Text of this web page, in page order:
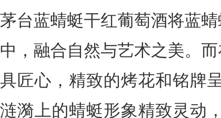
茅台蓝蜻蜓干红葡萄酒将蓝
中，融合自然与艺术之美。
具匠心，精致的烤花和铭牌
涟漪上的蜻蜓形象精致灵动